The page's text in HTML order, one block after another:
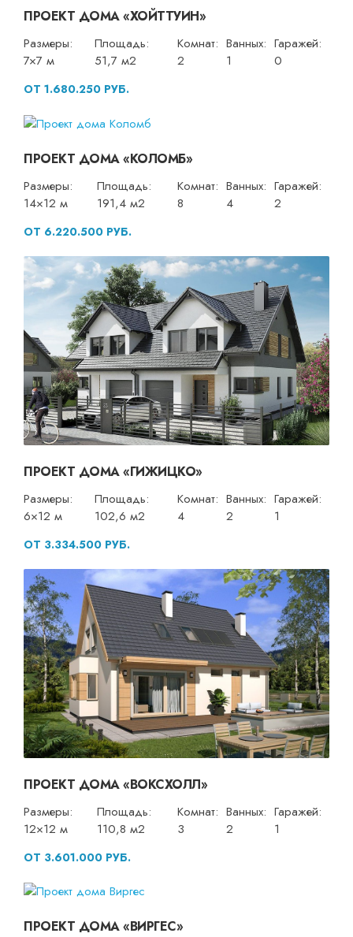
ПРОЕКТ ДОМА «ХОЙТТУИН»
Размеры:
7×7 м
Площадь:
51,7 м2
Комнат:
2
Ванных:
1
Гаражей:
0
ОТ 1.680.250 РУБ.
ПРОЕКТ ДОМА «КОЛОМБ»
Размеры:
14×12 м
Площадь:
191,4 м2
Комнат:
8
Ванных:
4
Гаражей:
2
ОТ 6.220.500 РУБ.
ПРОЕКТ ДОМА «ГИЖИЦКО»
Размеры:
6×12 м
Площадь:
102,6 м2
Комнат:
4
Ванных:
2
Гаражей:
1
ОТ 3.334.500 РУБ.
ПРОЕКТ ДОМА «ВОКСХОЛЛ»
Размеры:
12×12 м
Площадь:
110,8 м2
Комнат:
3
Ванных:
2
Гаражей:
1
ОТ 3.601.000 РУБ.
ПРОЕКТ ДОМА «ВИРГЕС»